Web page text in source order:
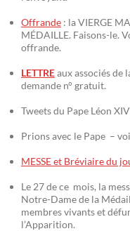
Offrande : la VIERGE
MÉDAILLE. Faisons-le.
offrande.
LETTREaux associés de
demande n° gratuit.
Tweets du Pape Léon
Prions avec le Pape –
MESSE et Bréviaire du
Le 27 de ce mois, la
Notre-Dame de la
membres vivants et
l’Apparition.